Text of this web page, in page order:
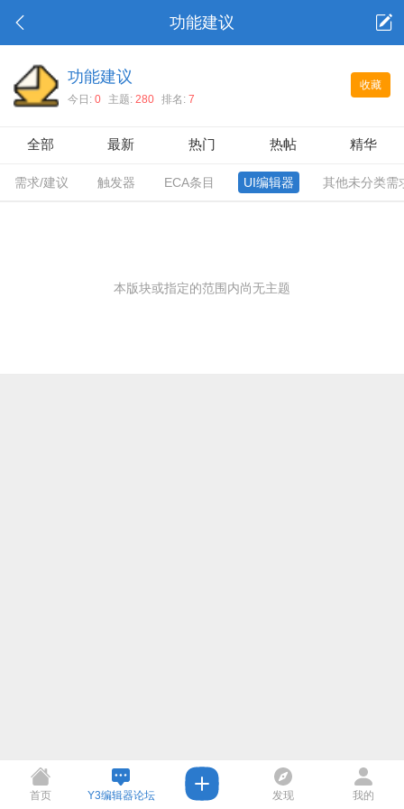
功能建议
收藏
功能建议
今日: 0 主题: 280 排名: 7
全部 最新 热门 热帖 精华
需求/建议 触发器 ECA条目 UI编辑器 其他未分类需
本版块或指定的范围内尚无主题
首页 Y3编辑器论坛 发现 我的